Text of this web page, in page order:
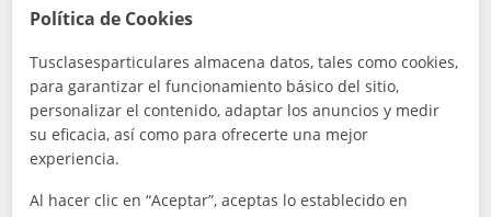
12€ 1ª clase gratis
Paula
Política de Cookies
Tusclasesparticulares almacena datos, tales como cookies,
para garantizar el funcionamiento básico del sitio,
personalizar el contenido, adaptar los anuncios y medir
su eficacia, así como para ofrecerte una mejor
experiencia.
Al hacer clic en “Aceptar”, aceptas lo establecido en